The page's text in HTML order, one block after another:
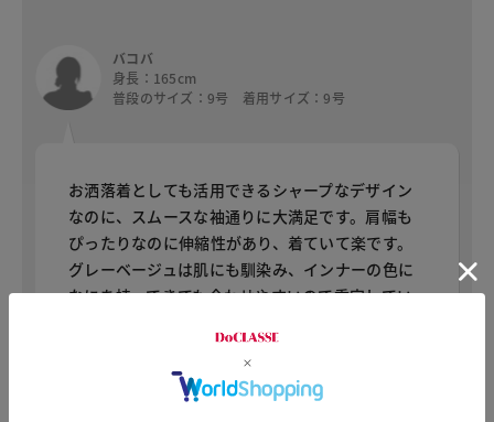
バコバ
身長：165cm
普段のサイズ：9号 着用サイズ：9号
お洒落着としても活用できるシャープなデザイン
なのに、スムースな袖通りに大満足です。肩幅も
ぴったりなのに伸縮性があり、着ていて楽です。
グレーベージュは肌にも馴染み、インナーの色に
なにを持ってきても合わせやすいので重宝してい
を羽織れて、秋から冬にかけて活躍すること間違